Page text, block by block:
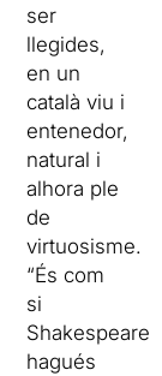
ser
llegides,
en un
català viu i
entenedor,
natural i
alhora ple
de
virtuosisme.
“És com
si
Shakespeare
hagués